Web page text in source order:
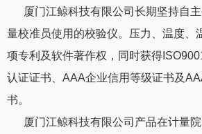
厦门江鲸科技有限公司长期坚持自主
量校准员使用的校验仪。压力、温度、
项专利及软件著作权，同时获得
认证证书、AAA企业信用等级证书及
书。
厦门江鲸科技有限公司产品在计量院